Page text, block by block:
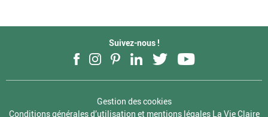
Suivez-nous !
Facebook
Instagram
Pinterest
LinkedIn
TwitterYouTube
Gestion des cookies
Conditions générales d’utilisation et mentions légales La Vie Claire